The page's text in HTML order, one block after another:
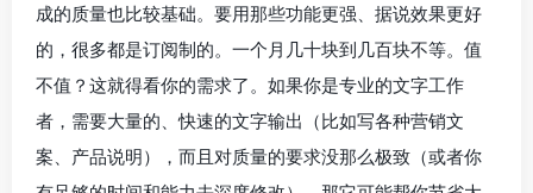
成的质量也比较基础。要用那些功能更强、据说效果更好
的，很多都是订阅制的。一个月几十块到几百块不等。值
不值？这就得看你的需求了。如果你是专业的文字工作
者，需要大量的、快速的文字输出（比如写各种营销文
案、产品说明），而且对质量的要求没那么极致（或者你